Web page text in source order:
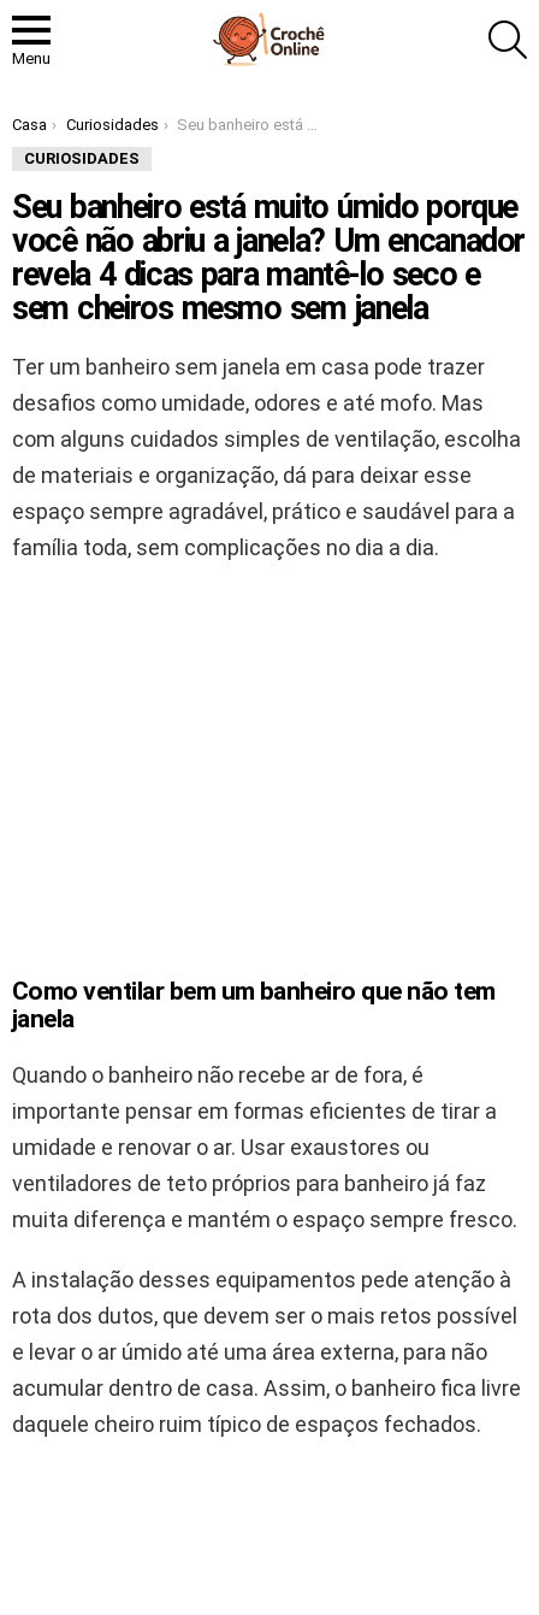
Menu
Você está aqui:
Casa Curiosidades
Seu banheiro está muito úmido porque você não abriu a janela? Um encanador revela 4 dicas para mantê-lo seco e sem cheiros mesmo sem janela
CURIOSIDADES
Seu banheiro está muito úmido porque
você não abriu a janela? Um encanador
revela 4 dicas para mantê-lo seco e
sem cheiros mesmo sem janela
Ter um banheiro sem janela em casa pode trazer
desafios como umidade, odores e até mofo. Mas
com alguns cuidados simples de ventilação, escolha
de materiais e organização, dá para deixar esse
espaço sempre agradável, prático e saudável para a
família toda, sem complicações no dia a dia.
Como ventilar bem um banheiro que não tem
janela
Quando o banheiro não recebe ar de fora, é
importante pensar em formas eficientes de tirar a
umidade e renovar o ar. Usar exaustores ou
ventiladores de teto próprios para banheiro já faz
muita diferença e mantém o espaço sempre fresco.
A instalação desses equipamentos pede atenção à
rota dos dutos, que devem ser o mais retos possível
e levar o ar úmido até uma área externa, para não
acumular dentro de casa. Assim, o banheiro fica livre
daquele cheiro ruim típico de espaços fechados.